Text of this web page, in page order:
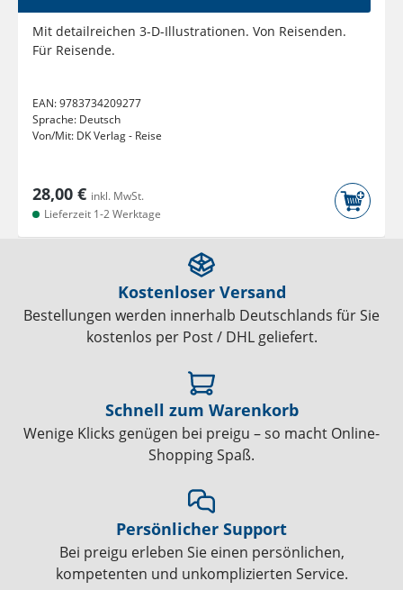
Mit detailreichen 3-D-Illustrationen. Von Reisenden.
Für Reisende.
EAN:9783734209277
Sprache: Deutsch
Von/Mit: DK Verlag - Reise
28,00 € inkl. MwSt.
Lieferzeit 1-2 Werktage
Kostenloser Versand
Bestellungen werden innerhalb Deutschlands für Sie
kostenlos per Post / DHL geliefert.
Schnell zum Warenkorb
Wenige Klicks genügen bei preigu – so macht Online-
Shopping Spaß.
Persönlicher Support
Bei preigu erleben Sie einen persönlichen,
kompetenten und unkomplizierten Service.